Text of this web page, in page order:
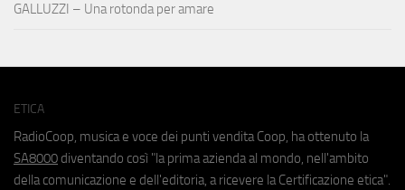
GALLUZZI – Una rotonda per amare
ETICA
RadioCoop, musica e voce dei punti vendita Coop, ha ottenuto la
SA8000 diventando così "la prima azienda al mondo, nell'ambito
della comunicazione e dell'editoria, a ricevere la Certificazione etica".